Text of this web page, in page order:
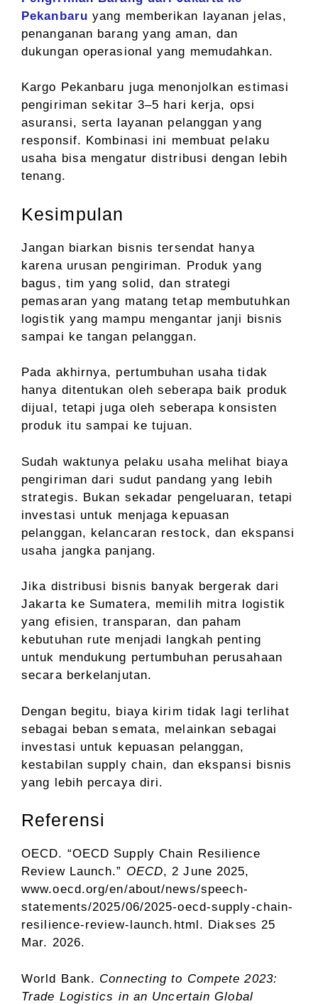
Pekanbaru yang memberikan layanan jelas,
penanganan barang yang aman, dan
dukungan operasional yang memudahkan.
Kargo Pekanbaru juga menonjolkan estimasi
pengiriman sekitar 3–5 hari kerja, opsi
asuransi, serta layanan pelanggan yang
responsif. Kombinasi ini membuat pelaku
usaha bisa mengatur distribusi dengan lebih
tenang.
Kesimpulan
Jangan biarkan bisnis tersendat hanya
karena urusan pengiriman. Produk yang
bagus, tim yang solid, dan strategi
pemasaran yang matang tetap membutuhkan
logistik yang mampu mengantar janji bisnis
sampai ke tangan pelanggan.
Pada akhirnya, pertumbuhan usaha tidak
hanya ditentukan oleh seberapa baik produk
dijual, tetapi juga oleh seberapa konsisten
produk itu sampai ke tujuan.
Sudah waktunya pelaku usaha melihat biaya
pengiriman dari sudut pandang yang lebih
strategis. Bukan sekadar pengeluaran, tetapi
investasi untuk menjaga kepuasan
pelanggan, kelancaran restock, dan ekspansi
usaha jangka panjang.
Jika distribusi bisnis banyak bergerak dari
Jakarta ke Sumatera, memilih mitra logistik
yang efisien, transparan, dan paham
kebutuhan rute menjadi langkah penting
untuk mendukung pertumbuhan perusahaan
secara berkelanjutan.
Dengan begitu, biaya kirim tidak lagi terlihat
sebagai beban semata, melainkan sebagai
investasi untuk kepuasan pelanggan,
kestabilan supply chain, dan ekspansi bisnis
yang lebih percaya diri.
Referensi
OECD. “OECD Supply Chain Resilience
Review Launch.” OECD, 2 June 2025,
www.oecd.org/en/about/news/speech-
statements/2025/06/2025-oecd-supply-chain-
resilience-review-launch.html. Diakses 25
Mar. 2026.
World Bank. Connecting to Compete 2023:
Trade Logistics in an Uncertain Global